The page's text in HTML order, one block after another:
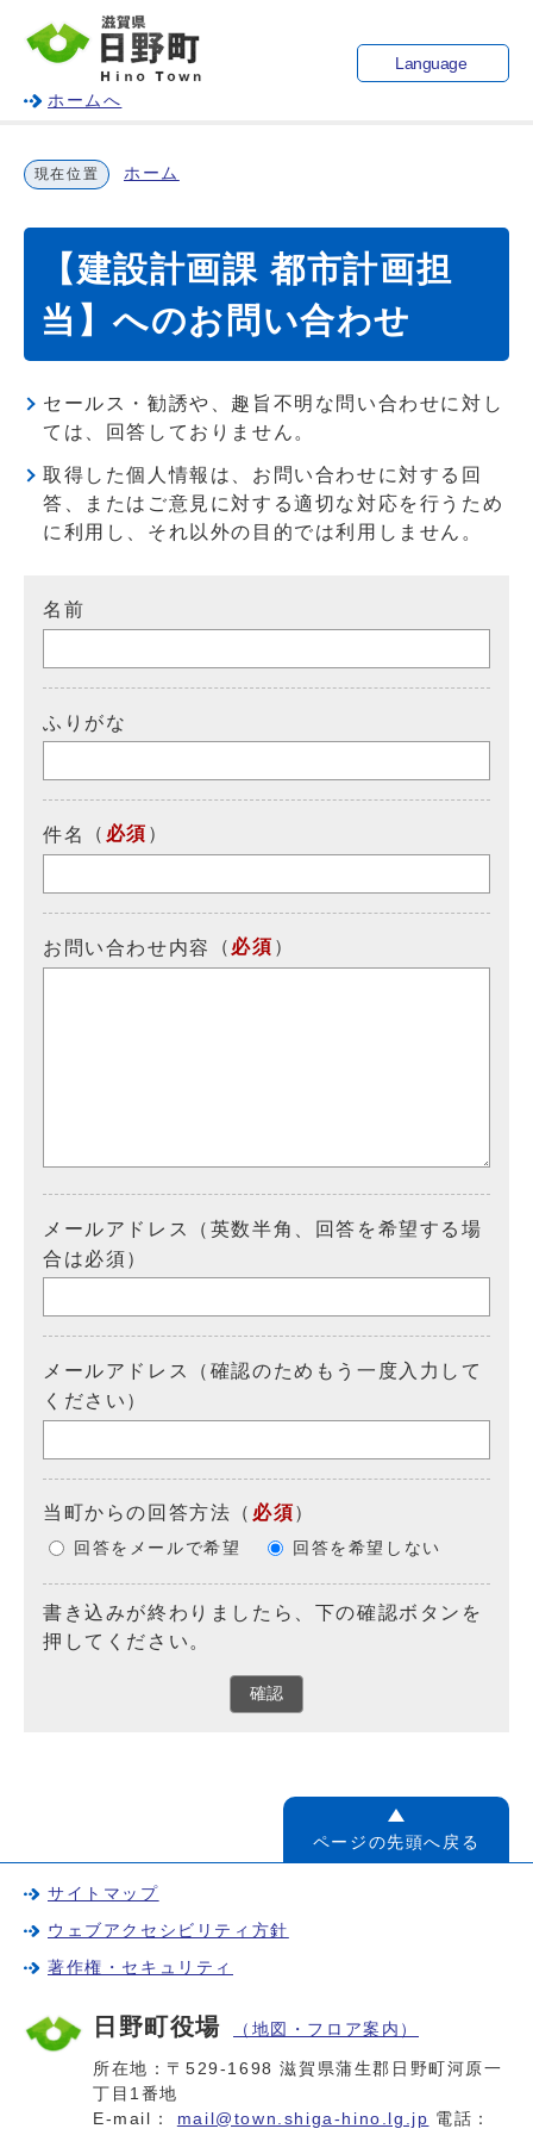
ホームへ
Language
現在位置 ホーム
【建設計画課 都市計画担
当】へのお問い合わせ
セールス・勧誘や、趣旨不明な問い合わせに対し
ては、回答しておりません。
取得した個人情報は、お問い合わせに対する回
答、またはご意見に対する適切な対応を行うため
に利用し、それ以外の目的では利用しません。
名前
ふりがな
件名 （ 必須 ）
お問い合わせ内容 （ 必須 ）
メールアドレス（英数半角、回答を希望する場
合は必須）
メールアドレス（確認のためもう一度入力して
ください）
当町からの回答方法 （ 必須）
回答をメールで希望 回答を希望しない
書き込みが終わりましたら、下の確認ボタンを
押してください。
確認
ページの先頭へ戻る
サイトマップ
ウェブアクセシビリティ方針
著作権・セキュリティ
日野町役場 （地図・フロア案内）
所在地：〒529-1698 滋賀県蒲生郡日野町河原一
丁目1番地
E-mail： mail@town.shiga-hino.lg.jp 電話：